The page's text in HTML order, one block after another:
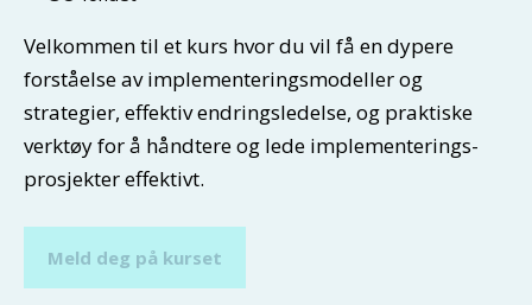
Velkommen til et kurs hvor du vil få en dypere
forståelse av implementeringsmodeller og
strategier, effektiv endringsledelse, og praktiske
verktøy for å håndtere og lede implementerings-
prosjekter effektivt.
Meld deg på kurset